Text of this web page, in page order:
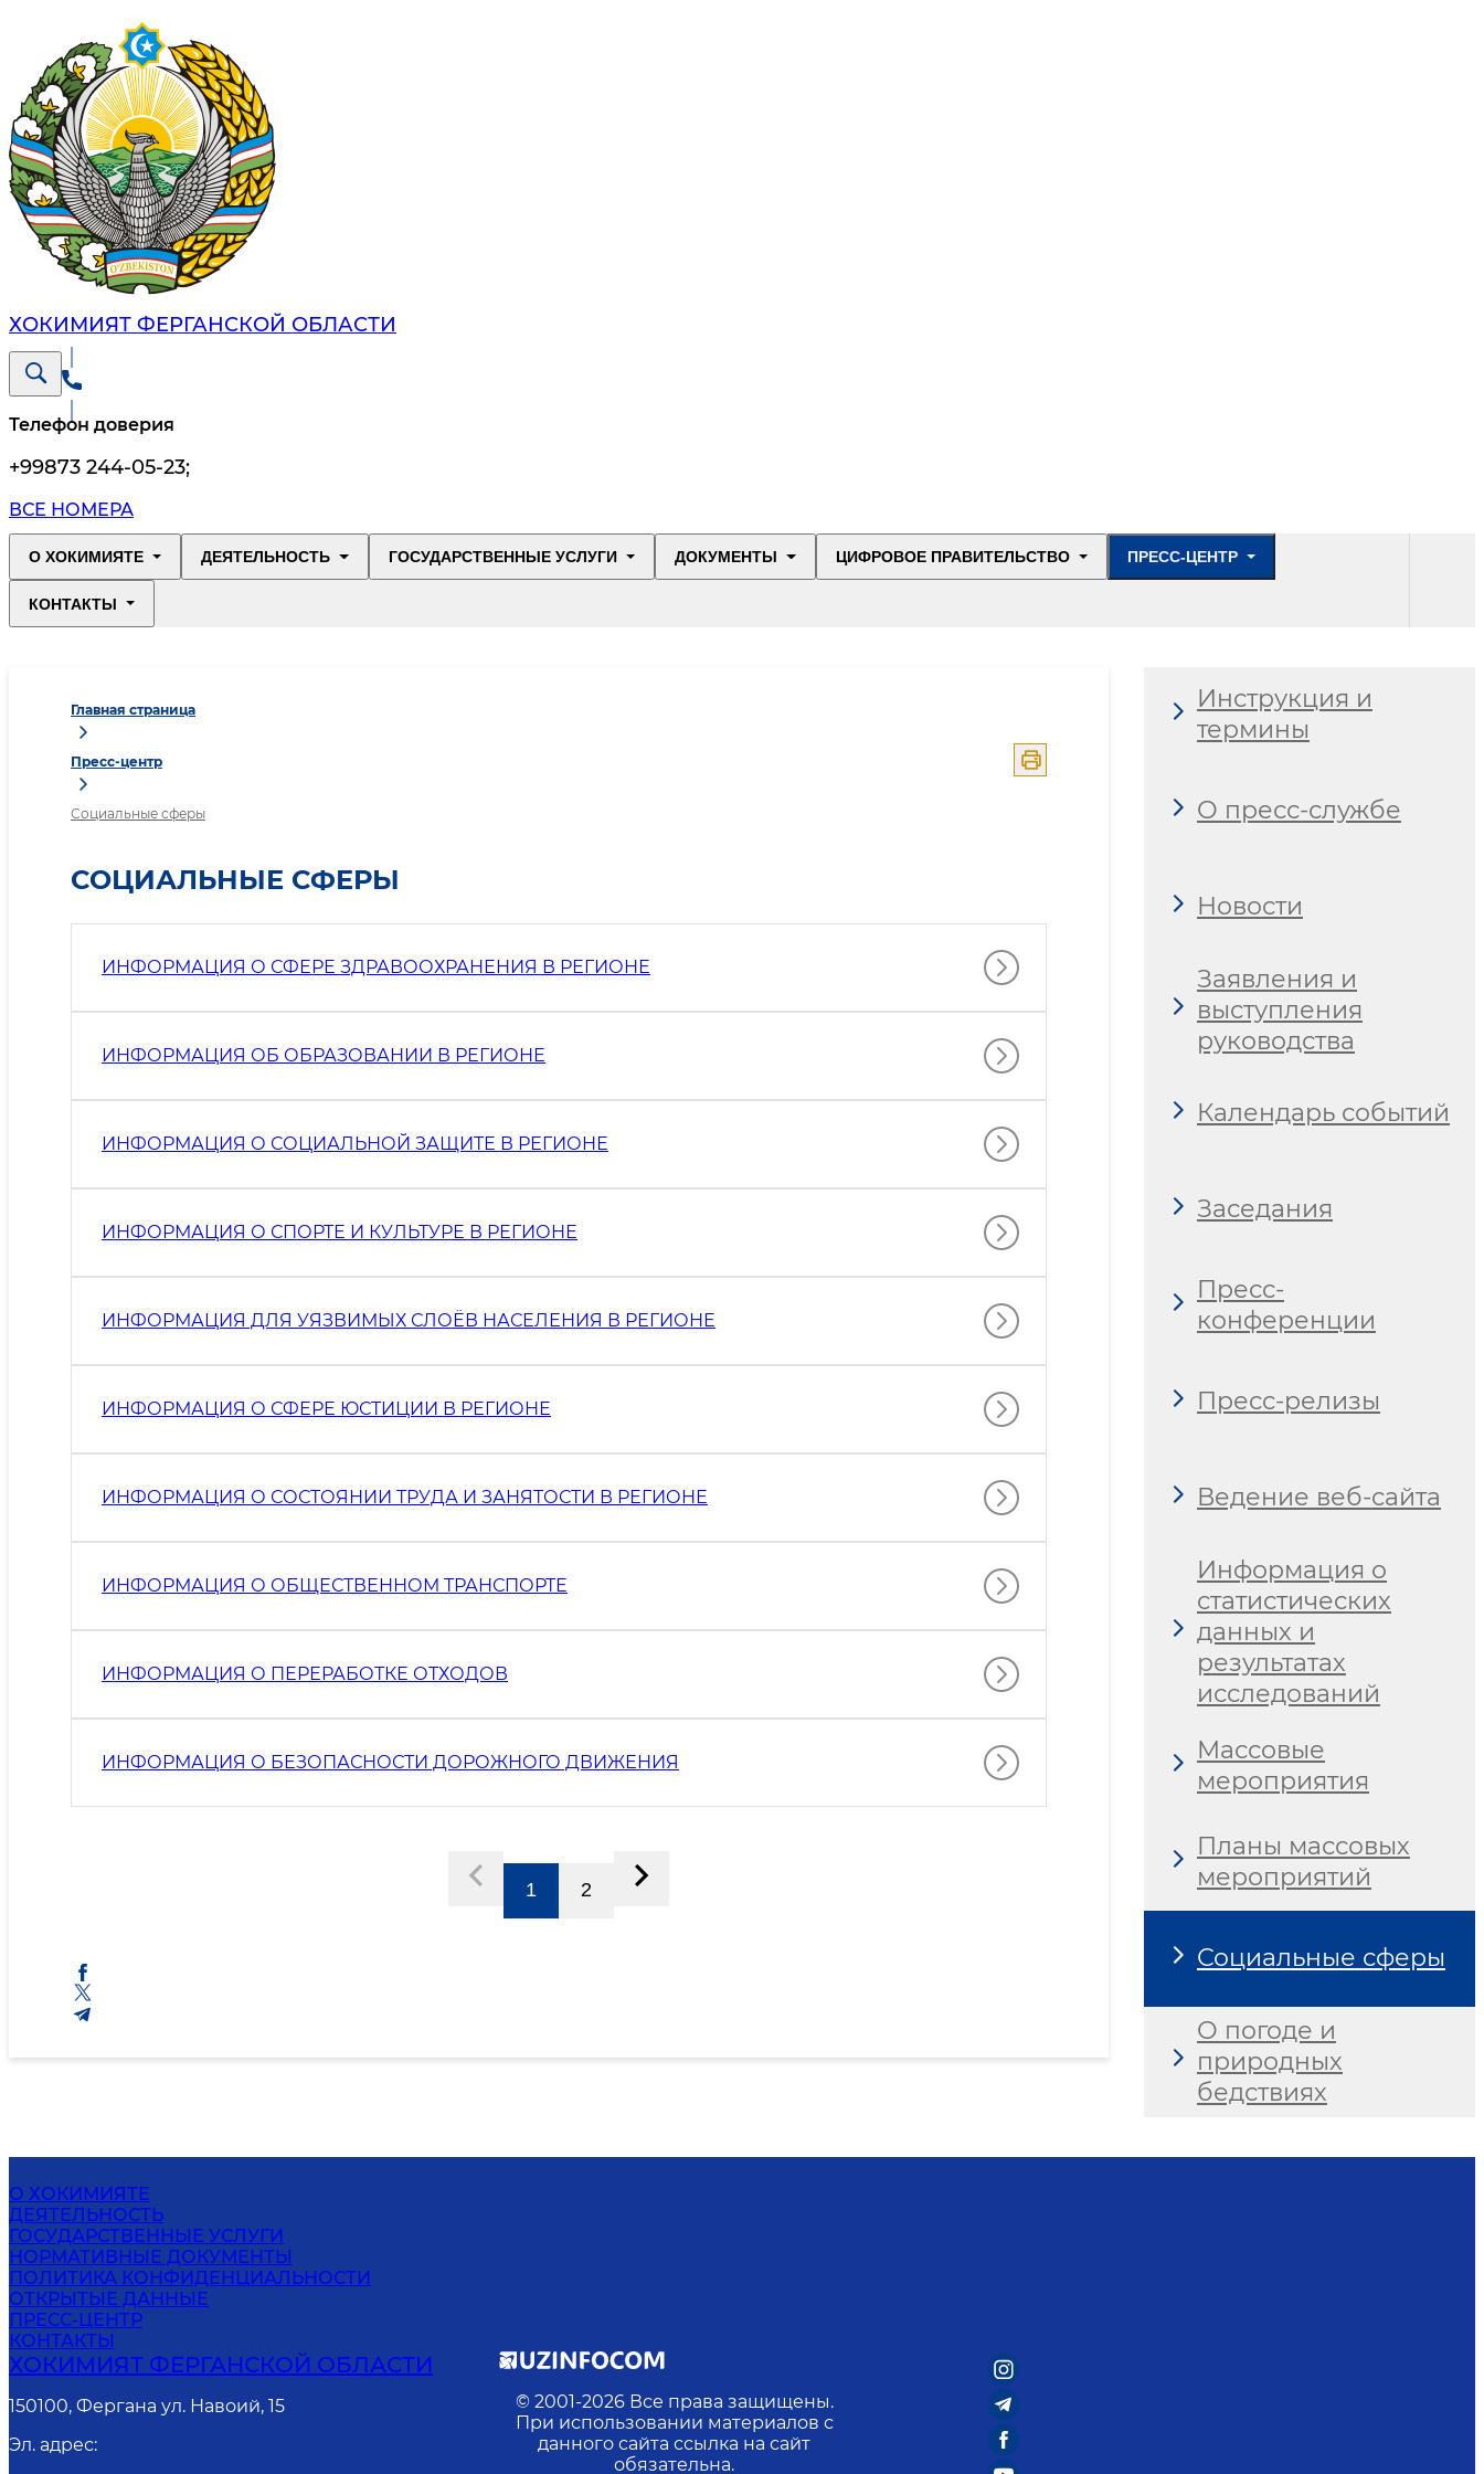
ХОКИМИЯТ ФЕРГАНСКОЙ ОБЛАСТИ
Телефон доверия
+99873 244-05-23;
ВСЕ НОМЕРА
О ХОКИМИЯТЕ ДЕЯТЕЛЬНОСТЬ ГОСУДАРСТВЕННЫЕ УСЛУГИ ДОКУМЕНТЫ ЦИФРОВОЕ ПРАВИТЕЛЬСТВО ПРЕСС-ЦЕНТР
КОНТАКТЫ
Главная страница
Пресс-центр
Социальные сферы
СОЦИАЛЬНЫЕ СФЕРЫ
ИНФОРМАЦИЯ О СФЕРЕ ЗДРАВООХРАНЕНИЯ В РЕГИОНЕ
ИНФОРМАЦИЯ ОБ ОБРАЗОВАНИИ В РЕГИОНЕ
ИНФОРМАЦИЯ О СОЦИАЛЬНОЙ ЗАЩИТЕ В РЕГИОНЕ
ИНФОРМАЦИЯ О СПОРТЕ И КУЛЬТУРЕ В РЕГИОНЕ
ИНФОРМАЦИЯ ДЛЯ УЯЗВИМЫХ СЛОЁВ НАСЕЛЕНИЯ В РЕГИОНЕ
ИНФОРМАЦИЯ О СФЕРЕ ЮСТИЦИИ В РЕГИОНЕ
ИНФОРМАЦИЯ О СОСТОЯНИИ ТРУДА И ЗАНЯТОСТИ В РЕГИОНЕ
ИНФОРМАЦИЯ О ОБЩЕСТВЕННОМ ТРАНСПОРТЕ
ИНФОРМАЦИЯ О ПЕРЕРАБОТКЕ ОТХОДОВ
ИНФОРМАЦИЯ О БЕЗОПАСНОСТИ ДОРОЖНОГО ДВИЖЕНИЯ
1 2
Инструкция и
термины
О пресс-службе
Новости
Заявления и
выступления
руководства
Календарь событий
Заседания
Пресс-
конференции
Пресс-релизы
Ведение веб-сайта
Информация о
статистических
данных и
результатах
исследований
Массовые
мероприятия
Планы массовых
мероприятий
Социальные сферы
О погоде и
природных
бедствиях
О ХОКИМИЯТЕ
ДЕЯТЕЛЬНОСТЬ
ГОСУДАРСТВЕННЫЕ УСЛУГИ
НОРМАТИВНЫЕ ДОКУМЕНТЫ
ПОЛИТИКА КОНФИДЕНЦИАЛЬНОСТИ
ОТКРЫТЫЕ ДАННЫЕ
ПРЕСС-ЦЕНТР
КОНТАКТЫ
ХОКИМИЯТ ФЕРГАНСКОЙ ОБЛАСТИ
150100, Фергана ул. Навоий, 15
Эл. адрес:
© 2001-2026 Все права защищены.
При использовании материалов с
данного сайта ссылка на сайт
обязательна.